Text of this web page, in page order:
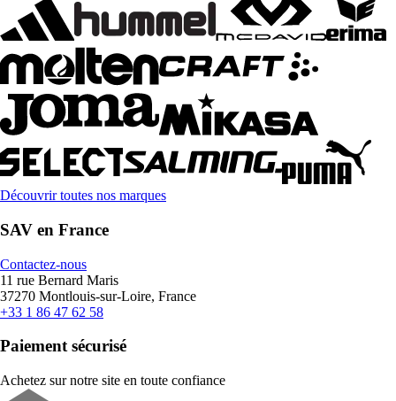
Découvrir toutes nos marques
SAV en France
Contactez-nous
11 rue Bernard Maris
37270 Montlouis-sur-Loire, France
+33 1 86 47 62 58
Paiement sécurisé
Achetez sur notre site en toute confiance